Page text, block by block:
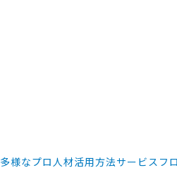
多様なプロ人材活用方法サービスフ